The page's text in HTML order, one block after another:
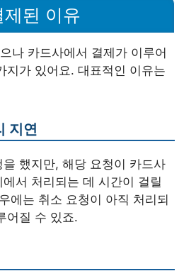
된 이유
나 카드사에서 결제가 이루어
지가 있어요. 대표적인 이유는
지연
했지만, 해당 요청이 카드사
서 처리되는 데 시간이 걸릴
에는 취소 요청이 아직 처리되
어질 수 있죠.